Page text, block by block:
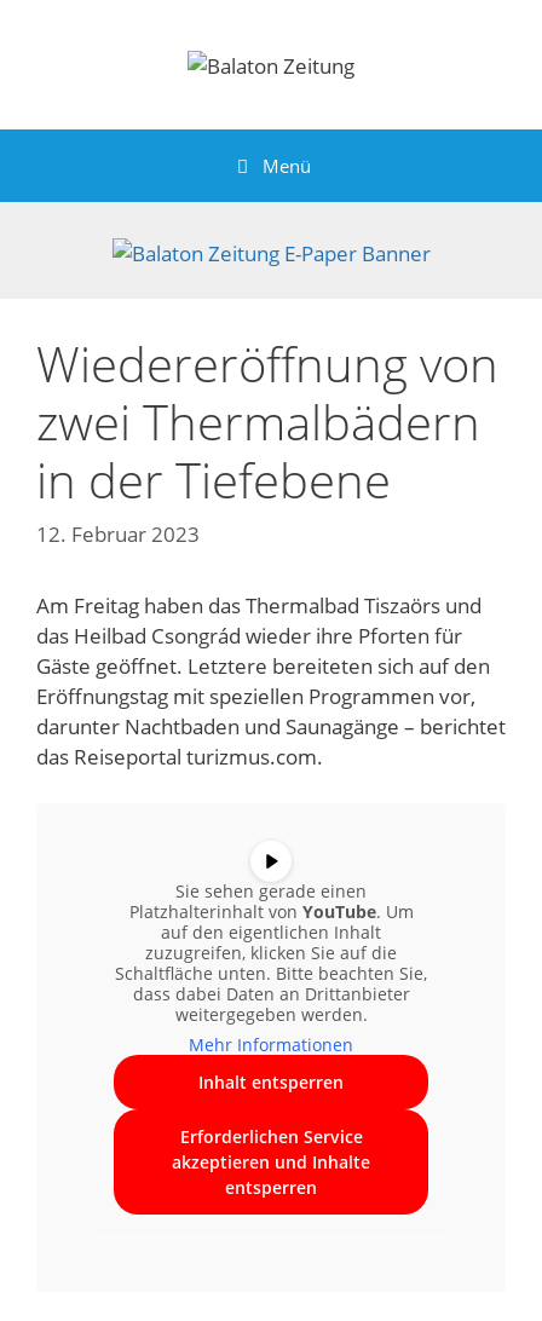
Menü
Wiedereröffnung von
zwei Thermalbädern
in der Tiefebene
12. Februar 2023
Am Freitag haben das Thermalbad Tiszaörs und
das Heilbad Csongrád wieder ihre Pforten für
Gäste geöffnet. Letztere bereiteten sich auf den
Eröffnungstag mit speziellen Programmen vor,
darunter Nachtbaden und Saunagänge – berichtet
das Reiseportal turizmus.com.
Sie sehen gerade einen
Platzhalterinhalt von YouTube. Um
auf den eigentlichen Inhalt
zuzugreifen, klicken Sie auf die
Schaltfläche unten. Bitte beachten Sie,
dass dabei Daten an Drittanbieter
weitergegeben werden.
Mehr Informationen
Inhalt entsperren
Erforderlichen Service
akzeptieren und Inhalte
entsperren